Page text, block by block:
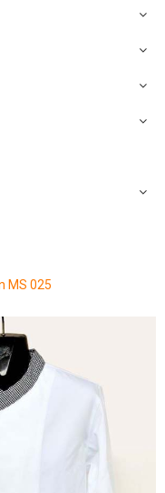
MS 025